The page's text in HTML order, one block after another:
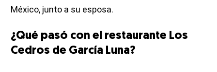
México, junto a su esposa.
¿Qué pasó con el restaurante Los
Cedros de García Luna?